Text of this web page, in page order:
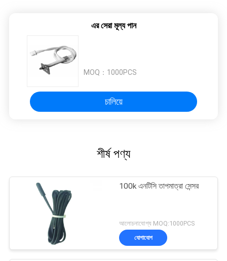
এর সেরা মূল্য পান
MOQ： 1000PCS
চালিয়ে
শীর্ষ পণ্য
100k এনটিসি তাপমাত্রা সেন্সর
আলোচনাযোগ্য MOQ:1000PCS
যোগাযোগ